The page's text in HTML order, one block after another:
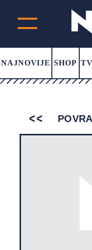
NAJNOVIJE SHOP